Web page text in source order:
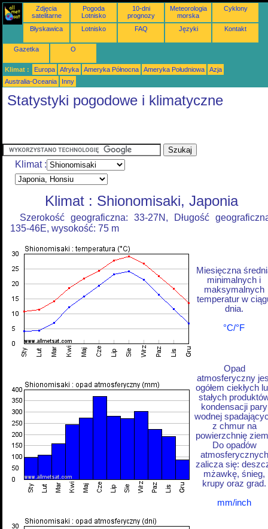
Zdjęcia
satelitarne
Pogoda
Lotnisko
10-dni
prognozy
Meteorologia
morska
Cyklony
Błyskawica Lotnisko FAQ Języki Kontakt
Gazetka O
Klimat : Europa Afryka Ameryka Północna Ameryka Południowa
Azja
Australia-Oceania
Inny
Statystyki pogodowe i klimatyczne
Klimat :
Klimat : Shionomisaki, Japonia
Szerokość geograficzna: 33-27N, Długość
135-46E, wysokość: 75 m
Miesięczna
minimalnych i
maksymalnych
temperatur w
dnia.
°C/°F
Opad
atmosferyczny
ogółem ciekłych
stałych
kondensacji pary
wodnej
z chmur na
powierzchnię
Do opadów
atmosferycznych
zalicza się:
mżawkę, śnieg,
krupy oraz grad.
mm/inch